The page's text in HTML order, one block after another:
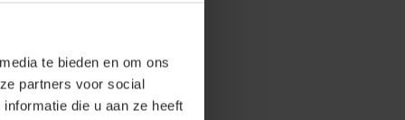
te bieden en om ons
partners voor social
die u aan ze heeft